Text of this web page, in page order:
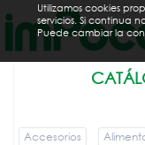
Accesorios
Utilizamos cookies
servicios. Si continua
Puede cambiar la